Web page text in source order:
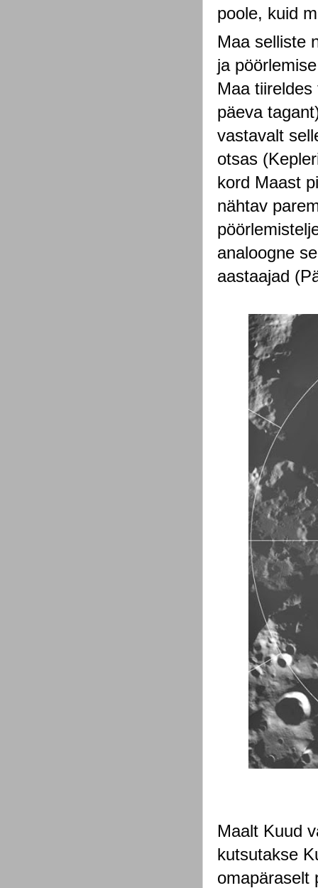
poole, kuid
Maa selliste
ja
Maa
päeva
vastavalt
otsas
kord Maast
nähtav
analoogne
aastaajad
Maalt Kuud
kutsutakse
omapäraselt